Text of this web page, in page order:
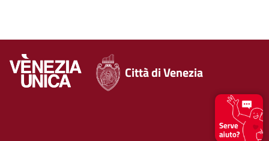
Città di Venezia